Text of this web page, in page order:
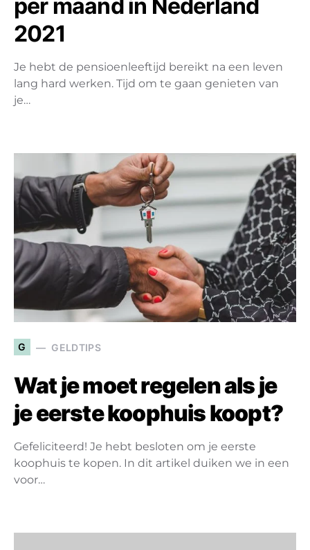
per maand in Nederland
2021
Je hebt de pensioenleeftijd bereikt na een leven
lang hard werken. Tijd om te gaan genieten van
je…
G GELDTIPS
Wat je moet regelen als je
je eerste koophuis koopt?
Gefeliciteerd! Je hebt besloten om je eerste
koophuis te kopen. In dit artikel duiken we in een
voor…